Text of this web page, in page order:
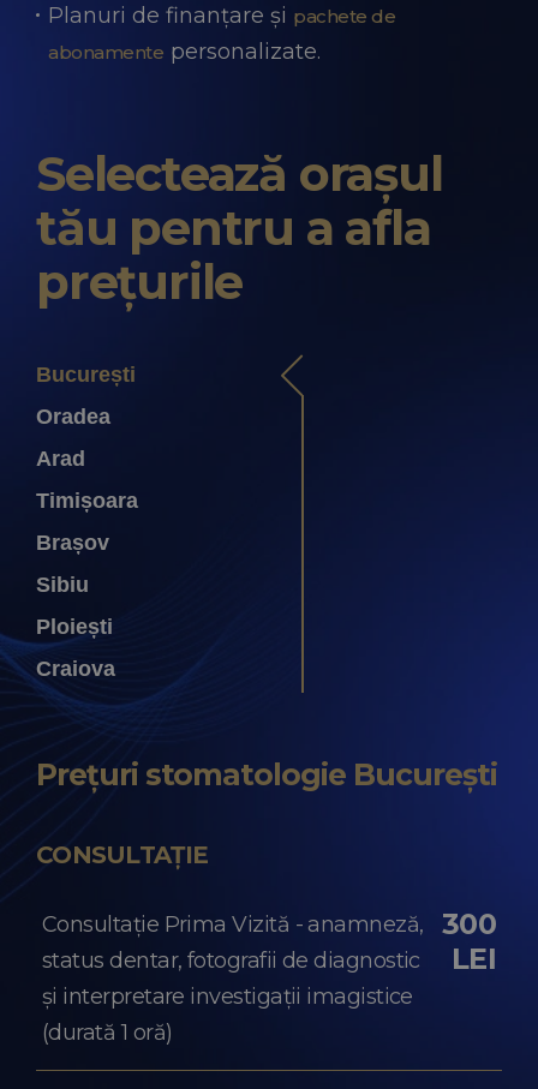
Planuri de finanțare și pachete de
abonamente personalizate.
Selectează orașul
tău pentru a afla
prețurile
București
Oradea
Arad
Timișoara
Brașov
Sibiu
Ploiești
Craiova
Prețuri stomatologie București
CONSULTAȚIE
Consultație Prima Vizită - anamneză,
status dentar, fotografii de diagnostic
și interpretare investigații imagistice
(durată 1 oră)
300
LEI